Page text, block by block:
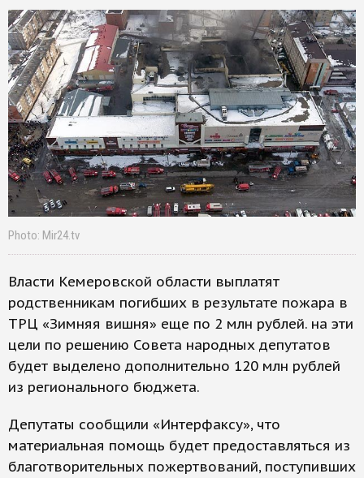
Photo: Mir24.tv
Власти Кемеровской области выплатят
родственникам погибших в результате пожара в
ТРЦ «Зимняя вишня» еще по 2 млн рублей. на эти
цели по решению Совета народных депутатов
будет выделено дополнительно 120 млн рублей
из регионального бюджета.
Депутаты сообщили «Интерфаксу», что
материальная помощь будет предоставляться из
благотворительных пожертвований, поступивших